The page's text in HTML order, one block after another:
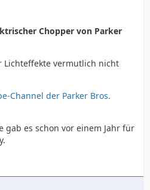
Chopper von Parker
Lichteffekte vermutlich nicht
Channel der Parker Bros.
gab es schon vor einem Jahr für